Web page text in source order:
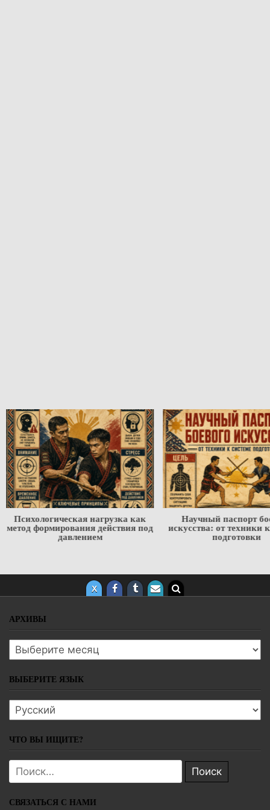
Психологическая нагрузка как
метод формирования действия под
давлением
Научный паспорт
искусства: от техники к
подготовки
АРХИВЫ
Архивы
ВЫБЕРИТЕ ЯЗЫК
Выберите язык
ЧТО ВЫ ИЩИТЕ?
Поиск:
СВЯЗАТЬСЯ С НАМИ